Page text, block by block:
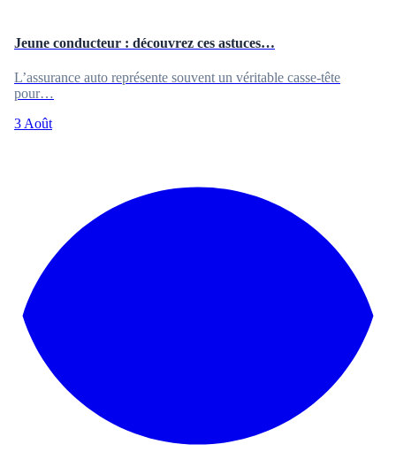
Jeune conducteur : découvrez ces astuces…
L’assurance auto représente souvent un véritable casse-tête
pour…
3 Août